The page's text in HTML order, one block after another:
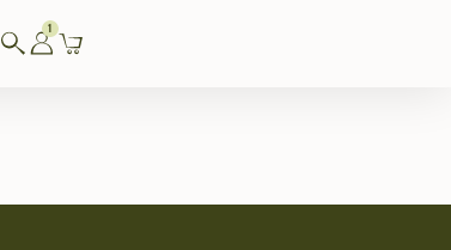
1
Einloggen
Warenkorb